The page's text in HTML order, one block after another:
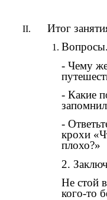
Итог
Вопросы.
- Чему
- Какие
-
крохи
плохо?»
2.
Не стой